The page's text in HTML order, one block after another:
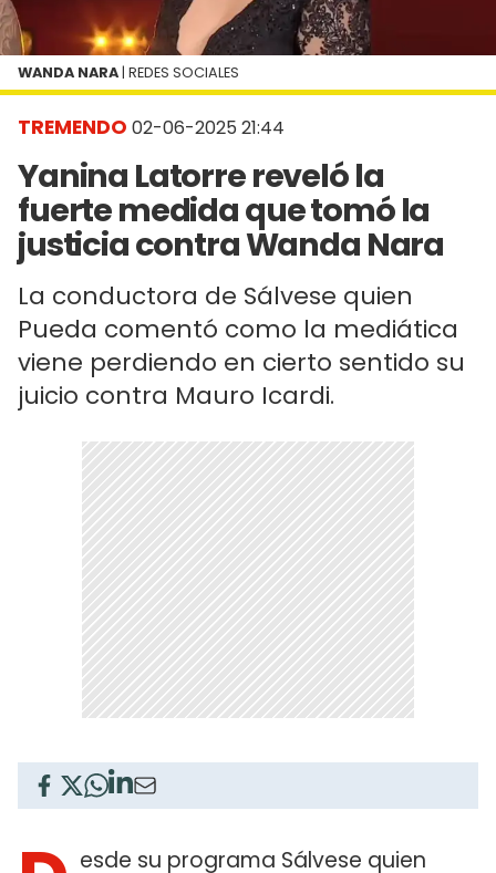
TREMENDO 02-06-2025 21:44
Yanina Latorre reveló la
fuerte medida que tomó la
justicia contra Wanda Nara
La conductora de Sálvese quien
Pueda comentó como la mediática
viene perdiendo en cierto sentido su
juicio contra Mauro Icardi.
WANDA NARA | REDES SOCIALES
esde su programa Sálvese quien